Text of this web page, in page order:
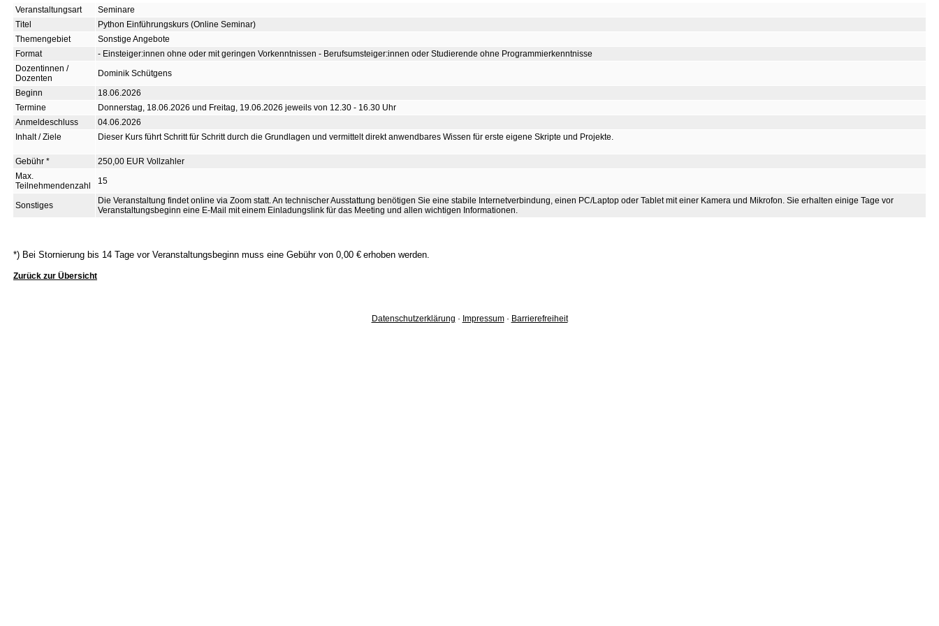
Veranstaltungsart
Seminare
Titel
Python Einführungskurs (Online Seminar)
Themengebiet
Sonstige Angebote
Format
- Einsteiger:innen ohne oder mit geringen Vorkenntnissen - Berufsumsteiger:innen oder Studierende ohne Programmierkenntnisse
Dozentinnen /
Dozenten
Dominik Schütgens
Beginn
18.06.2026
Termine
Donnerstag, 18.06.2026 und Freitag, 19.06.2026 jeweils von 12.30 - 16.30 Uhr
Anmeldeschluss
04.06.2026
Inhalt / Ziele
Dieser Kurs führt Schritt für Schritt durch die Grundlagen und vermittelt direkt anwendbares Wissen für erste eigene Skripte und Projekte.
Gebühr *
250,00 EUR Vollzahler
Max.
Teilnehmendenzahl
15
Sonstiges
Die Veranstaltung findet online via Zoom statt. An technischer Ausstattung benötigen Sie eine stabile Internetverbindung, einen PC/Laptop oder Tablet mit einer Kamera und Mikrofon. Sie erhalten einige Tage vor
Veranstaltungsbeginn eine E-Mail mit einem Einladungslink für das Meeting und allen wichtigen Informationen.
*) Bei Stornierung bis 14 Tage vor Veranstaltungsbeginn muss eine Gebühr von 0,00 € erhoben werden.
Zurück zur Übersicht
Datenschutzerklärung · Impressum· Barrierefreiheit